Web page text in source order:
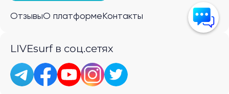
ОтзывыО платформе Контакты
LIVEsurf в соц.сетях